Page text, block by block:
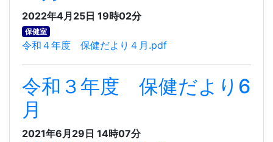
2022年4月25日 19時02分
保健室
令和４年度 保健だより４月.pdf
令和３年度 保健だより6
月
2021年6月29日 14時07分